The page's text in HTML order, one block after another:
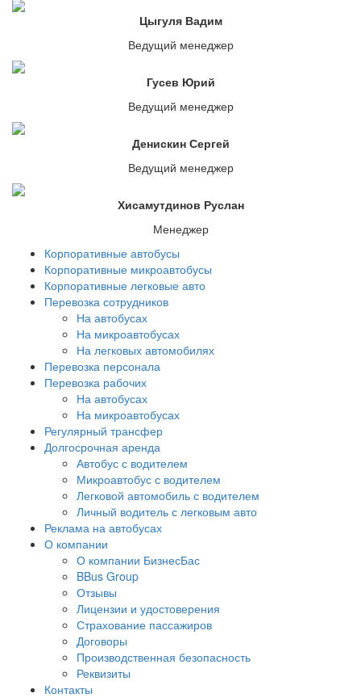
Цыгуля Вадим
Ведущий менеджер
Гусев Юрий
Ведущий менеджер
Денискин Сергей
Ведущий менеджер
Хисамутдинов Руслан
Менеджер
Корпоративные автобусы
Корпоративные микроавтобусы
Корпоративные легковые авто
Перевозка сотрудников
На автобусах
На микроавтобусах
На легковых автомобилях
Перевозка персонала
Перевозка рабочих
На автобусах
На микроавтобусах
Регулярный трансфер
Долгосрочная аренда
Автобус с водителем
Микроавтобус с водителем
Легковой автомобиль с водителем
Личный водитель с легковым авто
Реклама на автобусах
О компании
О компании БизнесБас
BBus Group
Отзывы
Лицензии и удостоверения
Страхование пассажиров
Договоры
Производственная безопасность
Реквизиты
Контакты